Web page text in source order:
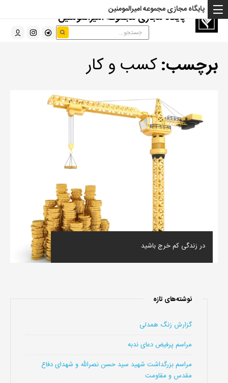
پایگاه مجازی مجموعه امیرالمومنین
پایگاه مجازی مجموعه امیرالمومنین
برچسب:کسب و کار
در زندگی کم خرج باشید
نوشته‌های تازه
گزارش زنگ همدلی
مراسم پرفیض دعای ندبه
مراسم بزرگداشت شهید سید حسن نصرالله و شهدای دفاع
مقدس و مقاومت